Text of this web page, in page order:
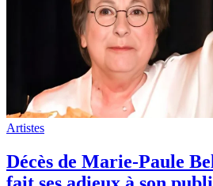
Artistes
Décès de Marie-Paule